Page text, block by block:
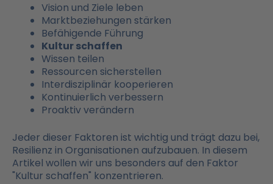
Vision und Ziele leben
Marktbeziehungen stärken
Befähigende Führung
Kultur schaffen
Wissen teilen
Ressourcen sicherstellen
Interdisziplinär kooperieren
Kontinuierlich verbessern
Proaktiv verändern
Jeder dieser Faktoren ist wichtig und trägt dazu bei,
Resilienz in Organisationen aufzubauen. In diesem
Artikel wollen wir uns besonders auf den Faktor
"Kultur schaffen" konzentrieren.